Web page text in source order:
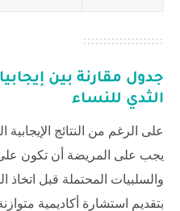
جدول مقارنة بين
الثدي ‏للنساء
على الرغم من النتائج
يجب على المريضة أن تكون على
والسلبيات المحتملة قبل اتخاذ
بتقديم استشارة أكاديمية